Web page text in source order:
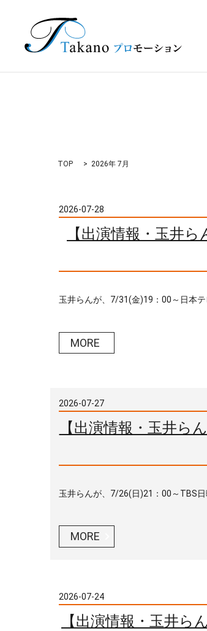
TOP 2026年 7月
2026-07-28
【出演情報・玉井
玉井らんが、7/31(金)19：00～日本
MORE
2026-07-27
【出演情報・玉井ら
玉井らんが、7/26(日)21：00～TBS
MORE
2026-07-24
【出演情報・玉井ら